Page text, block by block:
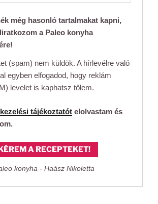
még hasonló tartalmakat kapni,
a Paleo konyha
(spam) nem küldök. A hírlevélre való
egyben elfogadod, hogy reklám
levelet is kaphatsz tőlem.
tájékoztatótelolvastam és
A RECEPTEKET!
konyha - Haász Nikoletta